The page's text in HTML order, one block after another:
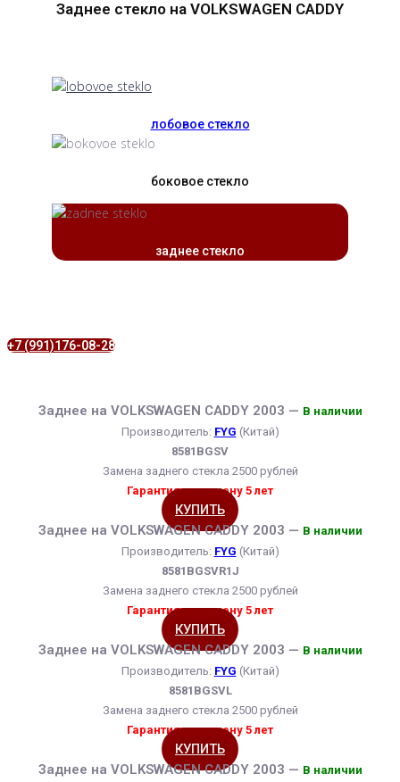
Заднее стекло на VOLKSWAGEN CADDY
лобовое стекло
боковое стекло
заднее стекло
+7 (991)176-08-28
Заднее на VOLKSWAGEN CADDY 2003 — В наличии
Производитель: FYG (Китай)
8581BGSV
Замена заднего стекла 2500 рублей
Гарантия на замену 5 лет
КУПИТЬ
Заднее на VOLKSWAGEN CADDY 2003 — В наличии
Производитель: FYG (Китай)
8581BGSVR1J
Замена заднего стекла 2500 рублей
Гарантия на замену 5 лет
КУПИТЬ
Заднее на VOLKSWAGEN CADDY 2003 — В наличии
Производитель: FYG (Китай)
8581BGSVL
Замена заднего стекла 2500 рублей
Гарантия на замену 5 лет
КУПИТЬ
Заднее на VOLKSWAGEN CADDY 2003 — В наличии